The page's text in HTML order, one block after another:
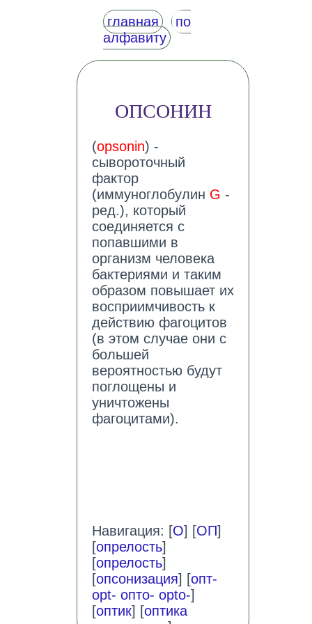
главная
по
алфавиту
ОПСОНИН
(opsonin) -
сывороточный
фактор
(иммуноглобулин G -
ред.), который
соединяется с
попавшими в
организм человека
бактериями и таким
образом повышает их
восприимчивость к
действию фагоцитов
(в этом случае они с
большей
вероятностью будут
поглощены и
уничтожены
фагоцитами).
Навигация: [О] [ОП]
[опрелость]
[опрелость]
[опсонизация] [опт-
opt- опто- opto-]
[оптик] [оптика